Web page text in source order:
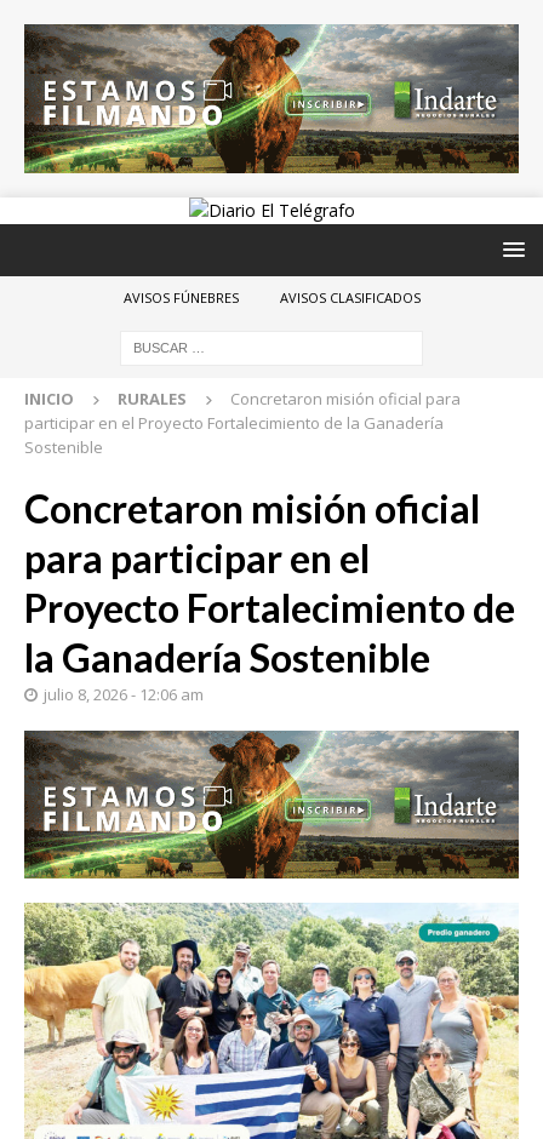
AVISOS FÚNEBRES AVISOS CLASIFICADOS
INICIO RURALES
Concretaron misión oficial para
participar en el Proyecto Fortalecimiento de la Ganadería
Sostenible
Concretaron misión oficial
para participar en el
Proyecto Fortalecimiento de
la Ganadería Sostenible
julio 8, 2026 - 12:06 am